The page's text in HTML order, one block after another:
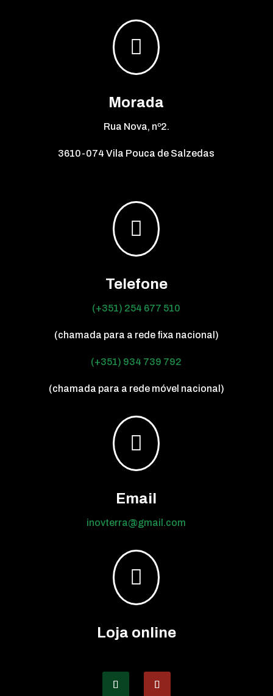

Morada
Rua Nova, nº2.
3610-074 Vila Pouca de Salzedas

Telefone
(+351) 254 677 510
(chamada para a rede fixa nacional)
(+351) 934 739 792
(chamada para a rede móvel nacional)

Email
inovterra@gmail.com

Loja online